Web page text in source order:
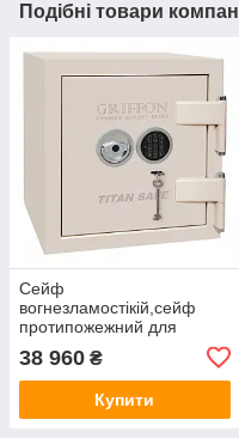
Подібні товари
Сейф
вогнезламостікій,сейф
протипожежний для
II.50.КЕ
472(в)х460(ш)х440(гл)
клас 2, 30 хв
вогнестійкості
38 960 ₴
Купити